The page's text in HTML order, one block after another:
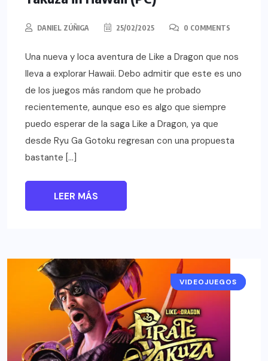
DANIEL ZÚÑIGA 25/02/2025 0 COMMENTS
Una nueva y loca aventura de Like a Dragon que nos
lleva a explorar Hawaii. Debo admitir que este es uno
de los juegos más random que he probado
recientemente, aunque eso es algo que siempre
puedo esperar de la saga Like a Dragon, ya que
desde Ryu Ga Gotoku regresan con una propuesta
bastante […]
LEER MÁS
NOTICIAS
VIDEOJUEGOS